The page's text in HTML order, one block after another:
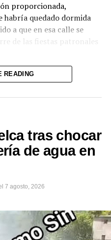
la imposición de la
de Estado, por parte
Henríquez;
de su mandato
juramento al José
de Colombia.
proporcionada,
quedado dormida
a que en esa calle se
de las fiestas patronales
proporciona información
accidente.
00:32
READING
tras chocar
de agua en
7 agosto, 2026